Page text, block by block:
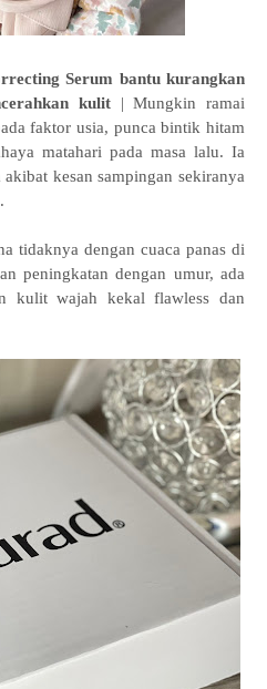
Serum bantu kurangkan
kulit| Mungkin ramai
faktor usia, punca bintik hitam
matahari pada masa lalu. Ia
kesan sampingan sekiranya
tidaknya dengan cuaca panas di
peningkatan dengan umur, ada
kulit wajah kekal flawless dan